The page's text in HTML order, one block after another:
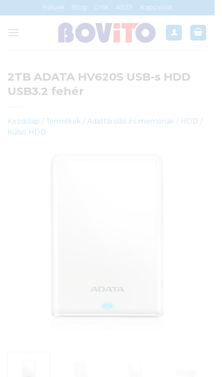
to
content
Rólunk Blog GYIK ÁSZF Kapcsolat
2TB ADATA HV620S USB-s HDD
USB3.2 fehér
Kezdőlap / Termékek / Adattárolás és memóriák / HDD /
Külső HDD